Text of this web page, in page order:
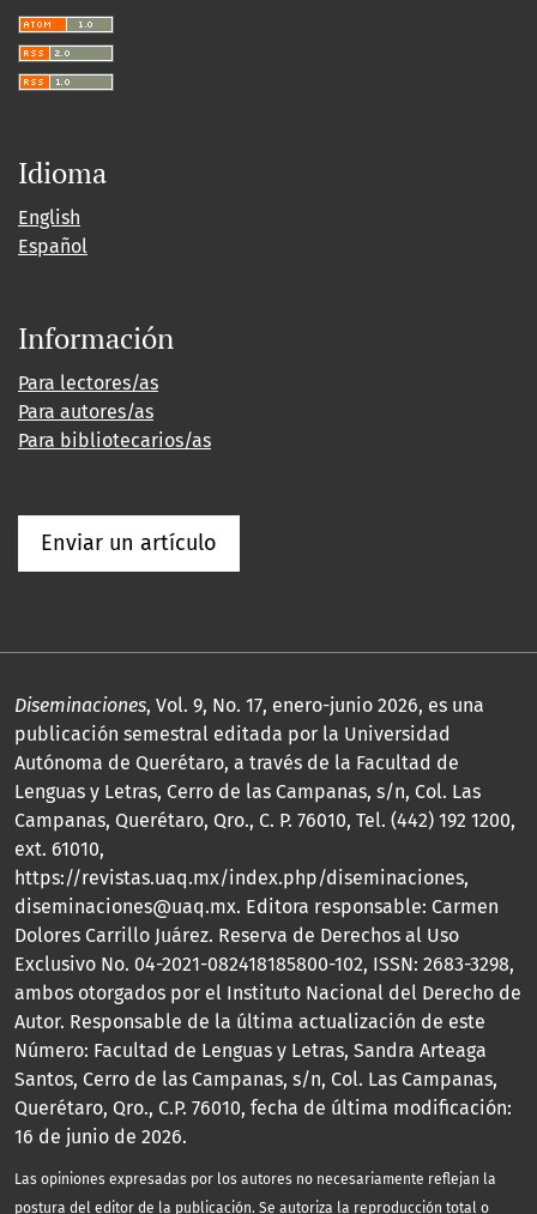
Idioma
English
Español
Información
Para lectores/as
Para autores/as
Para bibliotecarios/as
Enviar un artículo
Diseminaciones, Vol. 9, No. 17, enero-junio 2026, es una
publicación semestral editada por la Universidad
Autónoma de Querétaro, a través de la Facultad de
Lenguas y Letras, Cerro de las Campanas, s/n, Col. Las
Campanas, Querétaro, Qro., C. P. 76010, Tel. (442) 192 1200,
ext. 61010,
https://revistas.uaq.mx/index.php/diseminaciones,
diseminaciones@uaq.mx. Editora responsable: Carmen
Dolores Carrillo Juárez. Reserva de Derechos al Uso
Exclusivo No. 04-2021-082418185800-102, ISSN: 2683-3298,
ambos otorgados por el Instituto Nacional del Derecho de
Autor. Responsable de la última actualización de este
Número: Facultad de Lenguas y Letras, Sandra Arteaga
Santos, Cerro de las Campanas, s/n, Col. Las Campanas,
Querétaro, Qro., C.P. 76010, fecha de última modificación:
16 de junio de 2026.
Las opiniones expresadas por los autores no necesariamente reflejan la
postura del editor de la publicación. Se autoriza la reproducción total o